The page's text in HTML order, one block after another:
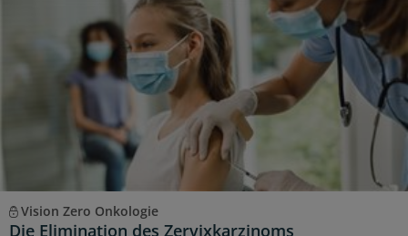
Vision Zero Onkologie
Die Elimination des Zervixkarzinoms